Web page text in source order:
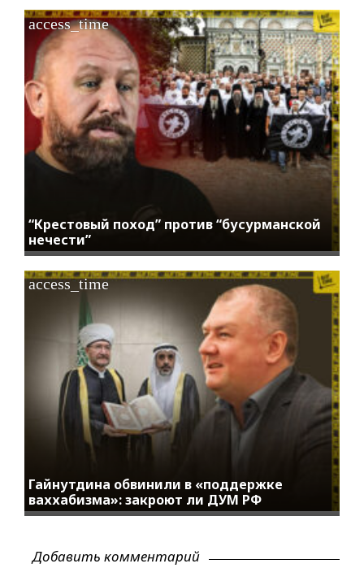
“Крестовый поход” против “бусурманской
нечести”
access_time
Гайнутдина обвинили в «поддержке
ваххабизма»: закроют ли ДУМ РФ
access_time
Добавить комментарий